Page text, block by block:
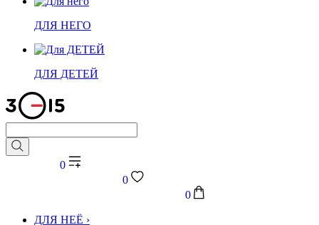
ДЛЯ НЕГО
ДЛЯ ДЕТЕЙ
0
0
0
ДЛЯ НЕЁ ›